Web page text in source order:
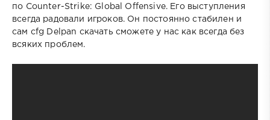
по Counter-Strike: Global Offensive. Его выступления
всегда радовали игроков. Он постоянно стабилен и
сам cfg Delpan скачать сможете у нас как всегда без
всяких проблем.